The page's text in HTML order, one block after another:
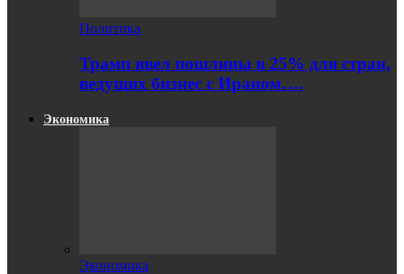
Политика
Трамп ввел пошлины в 25% для стран,
ведущих бизнес с Ираном….
Экономика
Экономика